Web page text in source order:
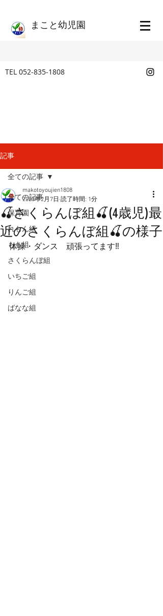
​まこと幼児園
TEL 052-835-1808
記事
全ての記事
保育園
れもん組
もも組
さくらんぼ組
いちご組
りんご組
ばなな組
全ての記事
🍒さくらんぼ組🍒(4歳児)最
近のさくらんぼ組🍒の様子
makotoyoujien1808
2023年2月7日 読了時間: 1分
体操・ダンス　頑張ってます‼️